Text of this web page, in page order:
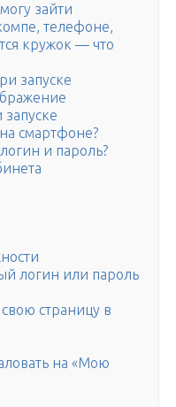
зайти
телефоне,
кружок — что
запуске
запуске
смартфоне?
и пароль?
логин или пароль
страницу в
на «Мою